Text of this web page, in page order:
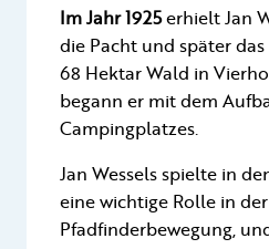
Im Jahr 1925erhielt Jan
die Pacht und später
68 Hektar Wald in
begann er mit dem
Campingplatzes.
Jan Wessels spielte in
eine wichtige Rolle in der
Pfadfinderbewegung,